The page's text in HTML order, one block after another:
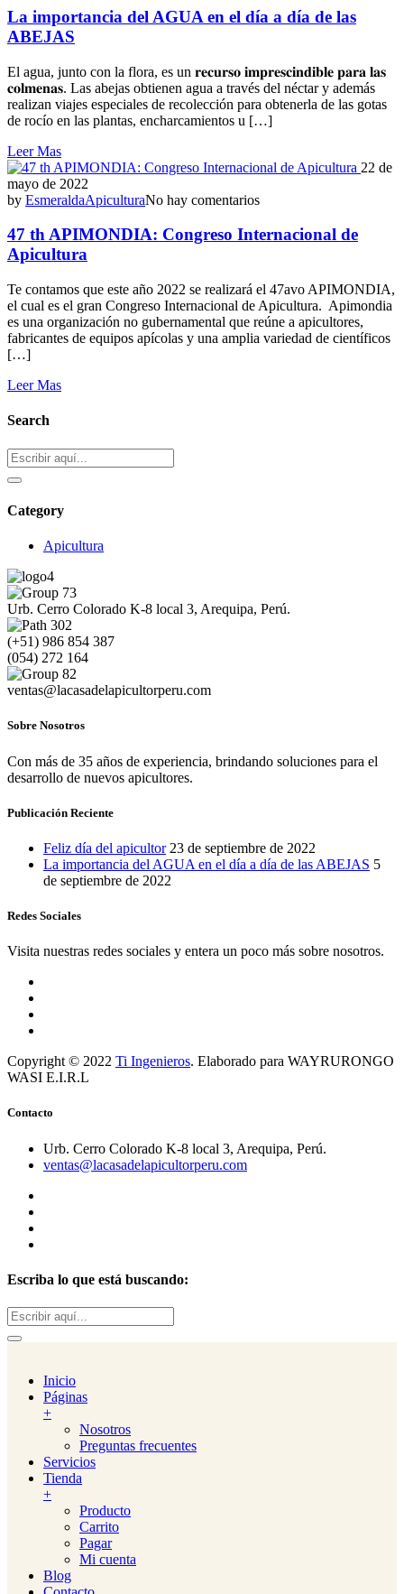
La importancia del AGUA en el día a día de las
ABEJAS
El agua, junto con la flora, es un 𝐫𝐞𝐜𝐮𝐫𝐬𝐨 𝐢𝐦𝐩𝐫𝐞𝐬𝐜𝐢𝐧𝐝𝐢𝐛𝐥𝐞 𝐩𝐚𝐫𝐚 𝐥𝐚𝐬
𝐜𝐨𝐥𝐦𝐞𝐧𝐚𝐬. Las abejas obtienen agua a través del néctar y además
realizan viajes especiales de recolección para obtenerla de las gotas
de rocío en las plantas, encharcamientos u […]
Leer Mas
22 de
mayo de 2022
by EsmeraldaApiculturaNo hay comentarios
47 th APIMONDIA: Congreso Internacional de
Apicultura
Te contamos que este año 2022 se realizará el 47avo APIMONDIA,
el cual es el gran Congreso Internacional de Apicultura. Apimondia
es una organización no gubernamental que reúne a apicultores,
fabricantes de equipos apícolas y una amplia variedad de científicos
[…]
Leer Mas
Search
Buscar:
Category
Apicultura
Urb. Cerro Colorado K-8 local 3, Arequipa, Perú.
(+51) 986 854 387
(054) 272 164
ventas@lacasadelapicultorperu.com
Sobre Nosotros
Con más de 35 años de experiencia, brindando soluciones para el
desarrollo de nuevos apicultores.
Publicación Reciente
Feliz día del apicultor 23 de septiembre de 2022
La importancia del AGUA en el día a día de las ABEJAS 5
de septiembre de 2022
Redes Sociales
Visita nuestras redes sociales y entera un poco más sobre nosotros.
Copyright © 2022 Ti Ingenieros. Elaborado para WAYRURONGO
WASI E.I.R.L
Contacto
Urb. Cerro Colorado K-8 local 3, Arequipa, Perú.
ventas@lacasadelapicultorperu.com
Escriba lo que está buscando:
Buscar:
Inicio
Páginas
+
Nosotros
Preguntas frecuentes
Servicios
Tienda
+
Producto
Carrito
Pagar
Mi cuenta
Blog